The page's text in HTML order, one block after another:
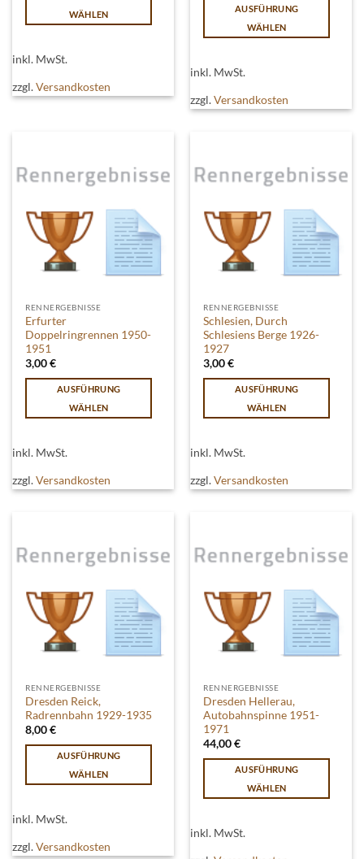
WÄHLEN
weist
mehrere
Varianten
können
auf
Produktseite
gewählt
werden
inkl. MwSt.
zzgl.Versandkosten
AUSFÜHRUNG
WÄHLEN
weist
mehrere
Varianten
Optionen
können
der
Produktseite
gewählt
werden
inkl. MwSt.
zzgl.Versandkosten
RENNERGEBNISSE
Erfurter
Doppelringrennen 1950-
1951
3,00€
AUSFÜHRUNG
WÄHLEN
weist
mehrere
Varianten
Optionen
können
der
Produktseite
gewählt
werden
inkl. MwSt.
zzgl.Versandkosten
RENNERGEBNISSE
Schlesien, Durch
Schlesiens Berge 1926-
1927
3,00€
AUSFÜHRUNG
WÄHLEN
weist
mehrere
Varianten
Optionen
können
der
Produktseite
gewählt
werden
inkl. MwSt.
zzgl.Versandkosten
RENNERGEBNISSE
Dresden Reick,
Radrennbahn 1929-1935
8,00€
AUSFÜHRUNG
WÄHLEN
weist
mehrere
inkl. MwSt.
zzgl.Versandkosten
RENNERGEBNISSE
Dresden Hellerau,
Autobahnspinne 1951-
1971
44,00€
AUSFÜHRUNG
WÄHLEN
weist
inkl. MwSt.